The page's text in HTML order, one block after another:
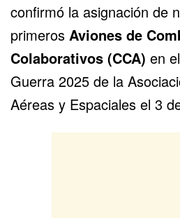
confirmó la asignación de
primeros Aviones de
Colaborativos (CCA) en
Guerra 2025 de la
Aéreas y Espaciales el 3